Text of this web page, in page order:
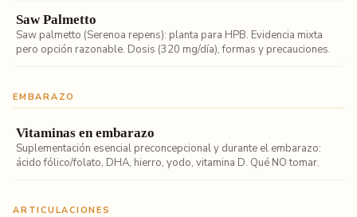
Saw Palmetto
Saw palmetto (Serenoa repens): planta para HPB. Evidencia mixta
pero opción razonable. Dosis (320 mg/día), formas y precauciones.
EMBARAZO
Vitaminas en embarazo
Suplementación esencial preconcepcional y durante el embarazo:
ácido fólico/folato, DHA, hierro, yodo, vitamina D. Qué NO tomar.
ARTICULACIONES